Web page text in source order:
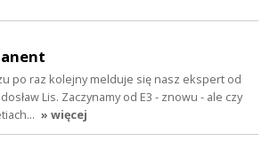
po raz kolejny melduje się nasz ekspert od
Lis. Zaczynamy od E3 - znowu - ale czy
» więcej